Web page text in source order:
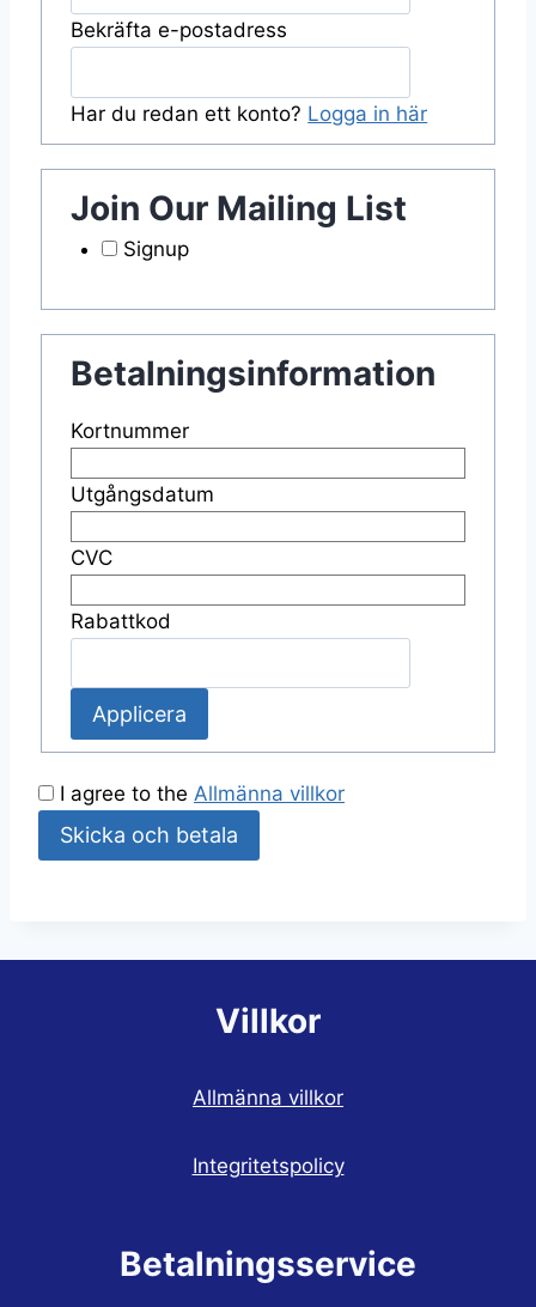
Bekräfta e-postadress
Har du redan ett konto? Logga in här
Join Our Mailing List
Signup
Betalningsinformation
Kortnummer
Utgångsdatum
CVC
Rabattkod
I agree to the Allmänna villkor
Villkor
Allmänna villkor
Integritetspolicy
Betalningsservice